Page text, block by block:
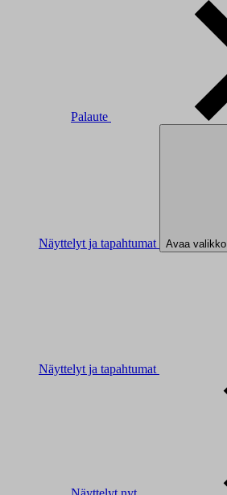
Palaute
Näyttelyt ja tapahtumat Avaa valikko
Näyttelyt ja tapahtumat